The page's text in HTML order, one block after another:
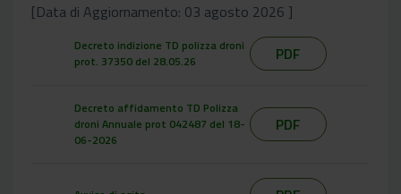
[Data di Aggiornamento: 03 agosto 2026 ]
Decreto indizione TD polizza droni
prot. 37350 del 28.05.26
PDF
Decreto affidamento TD Polizza
droni Annuale prot 042487 del 18-
06-2026
PDF